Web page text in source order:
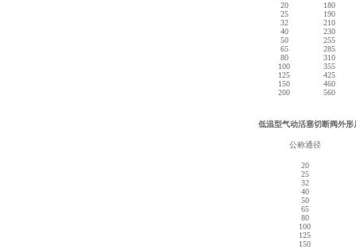
20
180
25
190
32
210
40
230
50
255
65
285
80
310
100
355
125
425
150
460
200
560
低温型气动活塞切断阀外形
公称通径
20
25
32
40
50
65
80
100
125
150